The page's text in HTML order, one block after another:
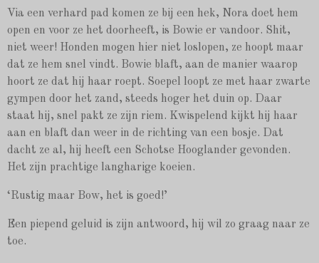
Via een verhard pad komen ze bij een hek, Nora doet hem
open en voor ze het doorheeft, is Bowie er vandoor. Shit,
niet weer! Honden mogen hier niet loslopen, ze hoopt maar
dat ze hem snel vindt. Bowie blaft, aan de manier waarop
hoort ze dat hij haar roept. Soepel loopt ze met haar zwarte
gympen door het zand, steeds hoger het duin op. Daar
staat hij, snel pakt ze zijn riem. Kwispelend kijkt hij haar
aan en blaft dan weer in de richting van een bosje. Dat
dacht ze al, hij heeft een Schotse Hooglander gevonden.
Het zijn prachtige langharige koeien.
‘Rustig maar Bow, het is goed!’
Een piepend geluid is zijn antwoord, hij wil zo graag naar ze
toe.